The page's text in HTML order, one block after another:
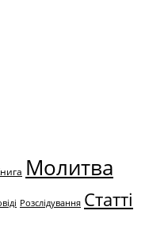
Молитва
Розслідування Статті